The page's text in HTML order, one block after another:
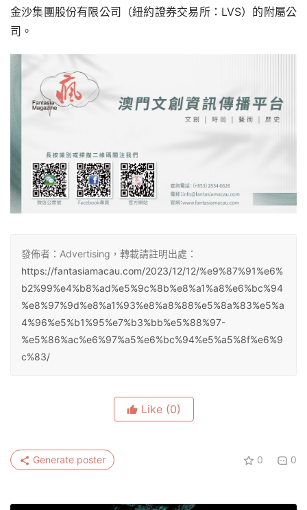
金沙集團股份有限公司（紐約證券交易所：LVS）的附屬公
司。
發佈者：Advertising，轉載請註明出處：
https://fantasiamacau.com/2023/12/12/%e9%87%91%e6%
b2%99%e4%b8%ad%e5%9c%8b%e8%a1%a8%e6%bc%94
%e8%97%9d%e8%a1%93%e8%a8%88%e5%8a%83%e5%a
4%96%e5%b1%95%e7%b3%bb%e5%88%97-
%e5%86%ac%e6%97%a5%e6%bc%94%e5%a5%8f%e6%9
c%83/
Like (0)
0 0
Generate poster